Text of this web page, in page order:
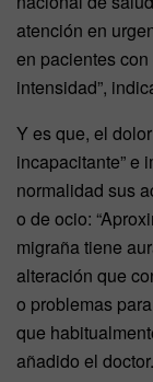
atención en
en pacientes
intensidad”,
Y es que, el
incapacitante” e
normalidad sus
o de ocio:
migraña tiene
alteración que
o problemas
que
añadido el doctor.